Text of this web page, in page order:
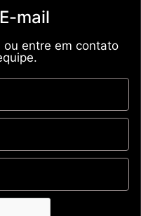
mail
ou entre em contato